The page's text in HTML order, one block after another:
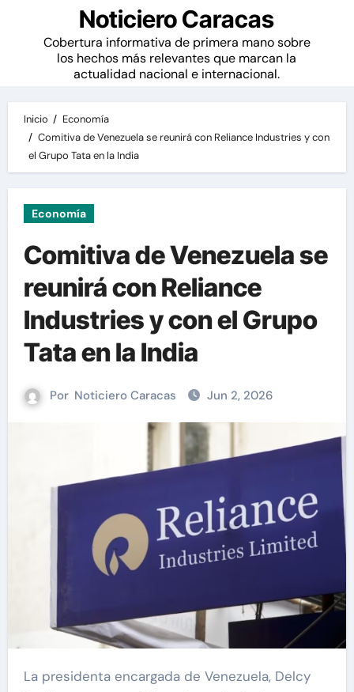
Noticiero Caracas
Cobertura informativa de primera mano sobre
los hechos más relevantes que marcan la
actualidad nacional e internacional.
Inicio
Economía
Comitiva de Venezuela se reunirá con Reliance Industries y con
el Grupo Tata en la India
Economía
Comitiva de Venezuela se
reunirá con Reliance
Industries y con el Grupo
Tata en la India
Por Noticiero Caracas Jun 2, 2026
La presidenta encargada de Venezuela, Delcy